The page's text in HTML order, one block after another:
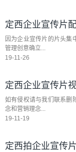
定西企业宣传片
因为企业宣传片的片头集
管理创意确立...
19-11-26
定西企业宣传片
如有侵权请与我们联系删
念和营销理念...
19-11-19
定西拍企业宣传